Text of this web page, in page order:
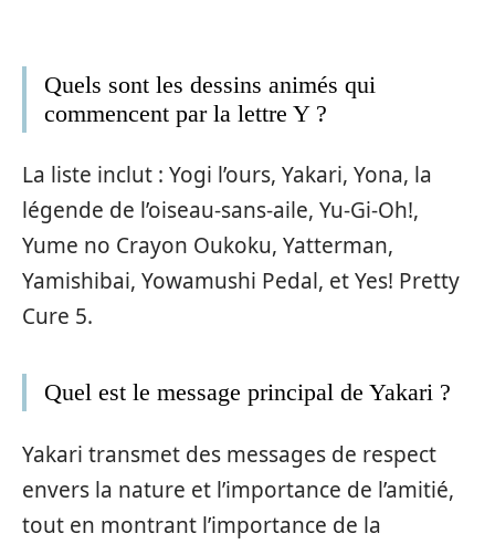
Quels sont les dessins animés qui
commencent par la lettre Y ?
La liste inclut : Yogi l’ours, Yakari, Yona, la
légende de l’oiseau-sans-aile, Yu-Gi-Oh!,
Yume no Crayon Oukoku, Yatterman,
Yamishibai, Yowamushi Pedal, et Yes! Pretty
Cure 5.
Quel est le message principal de Yakari ?
Yakari transmet des messages de respect
envers la nature et l’importance de l’amitié,
tout en montrant l’importance de la